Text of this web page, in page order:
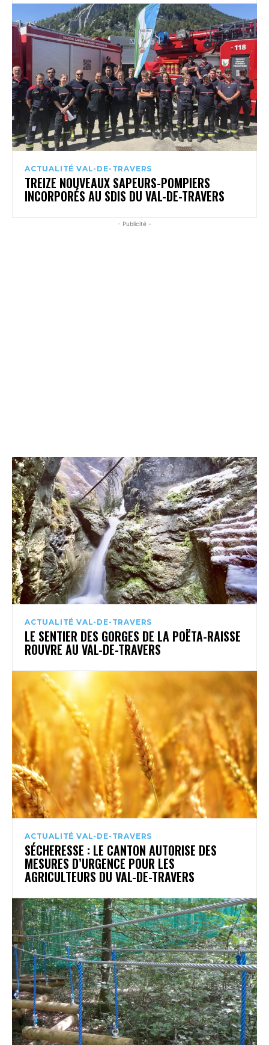
ACTUALITÉ VAL-DE-TRAVERS
TREIZE NOUVEAUX SAPEURS-POMPIERS
INCORPORÉS AU SDIS DU VAL-DE-TRAVERS
- Publicité -
ACTUALITÉ VAL-DE-TRAVERS
LE SENTIER DES GORGES DE LA POËTA-RAISSE
ROUVRE AU VAL-DE-TRAVERS
ACTUALITÉ VAL-DE-TRAVERS
SÉCHERESSE : LE CANTON AUTORISE DES
MESURES D’URGENCE POUR LES
AGRICULTEURS DU VAL-DE-TRAVERS